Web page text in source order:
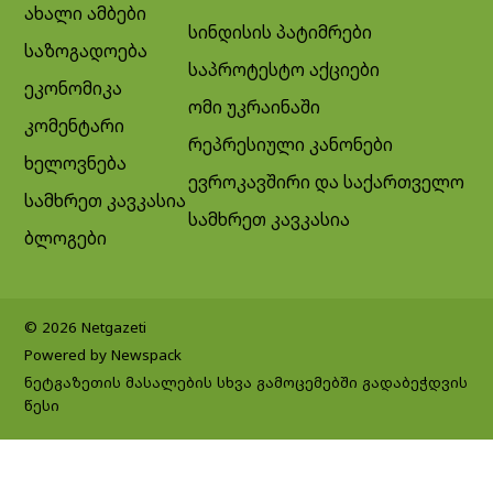
ახალი ამბები
საზოგადოება
ეკონომიკა
კომენტარი
ხელოვნება
სამხრეთ კავკასია
ბლოგები
სინდისის პატიმრები
საპროტესტო აქციები
ომი უკრაინაში
რეპრესიული კანონები
ევროკავშირი და საქართველო
სამხრეთ კავკასია
© 2026 Netgazeti
Powered by Newspack
ნეტგაზეთის მასალების სხვა გამოცემებში გადაბეჭდვის
წესი